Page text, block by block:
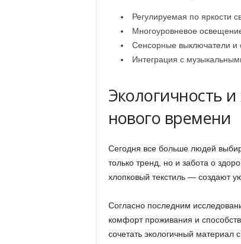
Регулируемая по яркости
Многоуровневое
Сенсорные выключатели и
Интеграция с
Экологичность
нового времени
Сегодня все больше людей
только тренд, но и забота о
хлопковый текстиль — создают
Согласно последним
комфорт проживания и
сочетать экологичный материал